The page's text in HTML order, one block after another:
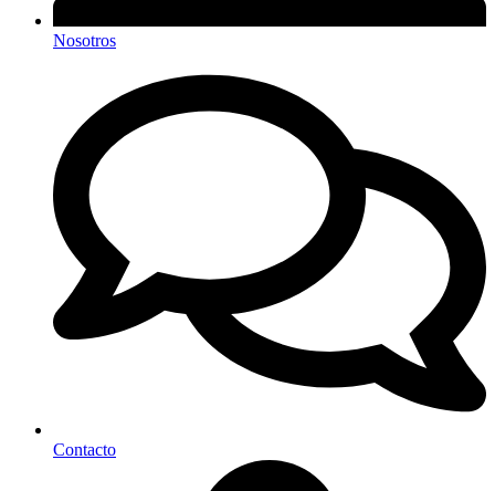
Nosotros
Contacto